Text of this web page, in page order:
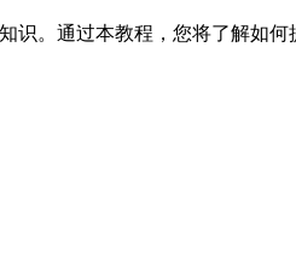
识。通过本教程，您将了解如